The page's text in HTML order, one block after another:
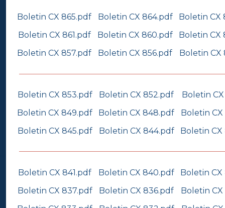
Boletin CX 865.pdf Boletin CX 864.pdf
Boletin CX
Boletin CX 861.pdf
Boletin CX 860.pdf
Boletin CX
Boletin CX 857.pdf
Boletin CX 856.pdf Boletin CX
Boletin CX 853.pdf Boletin CX 852.pdf
Boletin
Boletin CX 849.pdf
Boletin CX 848.pdf
Boletin
Boletin CX 845.pdf
Boletin CX 844.pdf Boletin
Boletin CX 841.pdf Boletin CX 840.pdf
Boletin
Boletin CX 837.pdf
Boletin CX 836.pdf
Boletin